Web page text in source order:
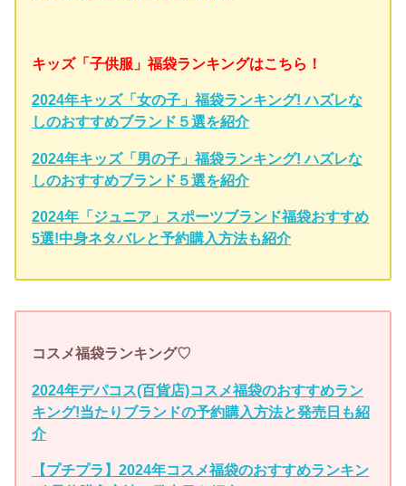
キッズ「子供服」福袋ランキングはこちら！
2024年キッズ「女の子」福袋ランキング! ハズレな
しのおすすめブランド５選を紹介
2024年キッズ「男の子」福袋ランキング! ハズレな
しのおすすめブランド５選を紹介
2024年「ジュニア」スポーツブランド福袋おすすめ
5選!中身ネタバレと予約購入方法も紹介
コスメ福袋ランキング♡
2024年デパコス(百貨店)コスメ福袋のおすすめラン
キング!当たりブランドの予約購入方法と発売日も紹
介
【プチプラ】2024年コスメ福袋のおすすめランキン